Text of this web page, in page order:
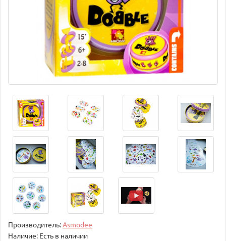
Производитель:Asmodee
Наличие: Есть в наличии